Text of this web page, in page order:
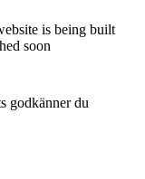
is being built
soon
godkänner du